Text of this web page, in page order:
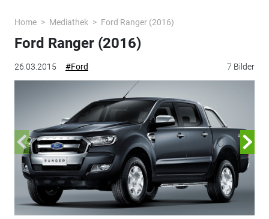
Home Mediathek Ford Ranger (2016)
26.03.2015 #Ford 7 Bilder
Ford Ranger (2016)